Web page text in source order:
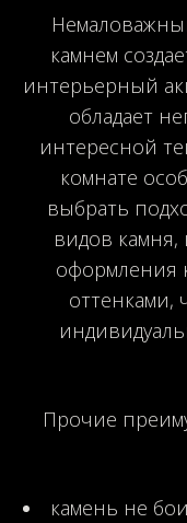
камнем
интерьерный
обладает
интересной
комнате
выбрать
видов
оформления
оттенками,
Прочие
камень не